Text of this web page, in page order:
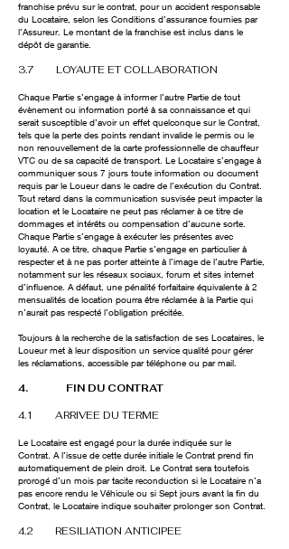
franchise prévu sur le contrat, pour un accident responsable
du Locataire, selon les Conditions d’assurance fournies par
l’Assureur. Le montant de la franchise est inclus dans le
dépôt de garantie.
3.7 LOYAUTE ET COLLABORATION
Chaque Partie s’engage à informer l’autre Partie de tout
évènement ou information porté à sa connaissance et qui
serait susceptible d’avoir un effet quelconque sur le Contrat,
tels que la perte des points rendant invalide le permis ou le
non renouvellement de la carte professionnelle de chauffeur
VTC ou de sa capacité de transport. Le Locataire s’engage à
communiquer sous 7 jours toute information ou document
requis par le Loueur dans le cadre de l’exécution du Contrat.
Tout retard dans la communication susvisée peut impacter la
location et le Locataire ne peut pas réclamer à ce titre de
dommages et intérêts ou compensation d’aucune sorte.
Chaque Partie s’engage à exécuter les présentes avec
loyauté. A ce titre, chaque Partie s’engage en particulier à
respecter et à ne pas porter atteinte à l’image de l’autre Partie,
notamment sur les réseaux sociaux, forum et sites internet
d’influence. A défaut, une pénalité forfaitaire équivalente à 2
mensualités de location pourra être réclamée à la Partie qui
n’aurait pas respecté l’obligation précitée.
Toujours à la recherche de la satisfaction de ses Locataires, le
Loueur met à leur disposition un service qualité pour gérer
les réclamations, accessible par téléphone ou par mail.
4. FIN DU CONTRAT
4.1 ARRIVEE DU TERME
Le Locataire est engagé pour la durée indiquée sur le
Contrat. A l’issue de cette durée initiale le Contrat prend fin
automatiquement de plein droit. Le Contrat sera toutefois
prorogé d’un mois par tacite reconduction si le Locataire n’a
pas encore rendu le Véhicule ou si Sept jours avant la fin du
Contrat, le Locataire indique souhaiter prolonger son Contrat.
4.2 RESILIATION ANTICIPEE